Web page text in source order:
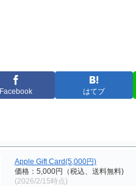
Facebook はてブ
Apple Gift Card(5,000円)
価格：5,000円（税込、送料無料)
(2026/2/15時点)